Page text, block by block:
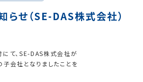
せ（SE-DAS株式会社）
て、SE-DAS株式会社が
会社となりましたことを